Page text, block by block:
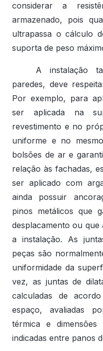
considerar a
armazenado, pois
ultrapassa o cálculo
suporta de peso
A instalação
paredes, deve
Por exemplo, para
ser aplicada na
revestimento e no
uniforme e no
bolsões de ar e
relação às fachadas,
ser aplicado com
ainda possuir
pinos metálicos que
desplacamento ou que
a instalação. As
peças são
uniformidade da
vez, as juntas de
calculadas de
espaço, avaliadas
térmica e
indicadas entre panos